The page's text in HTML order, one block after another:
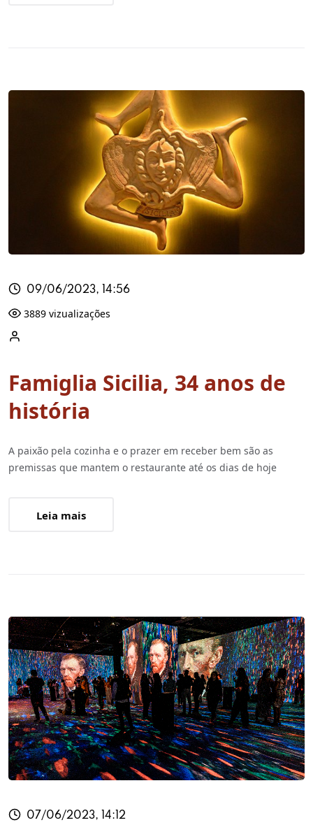
09/06/2023, 14:56
3889 vizualizações
Famiglia Sicilia, 34 anos de
história
A paixão pela cozinha e o prazer em receber bem são as
premissas que mantem o restaurante até os dias de hoje
Leia mais
07/06/2023, 14:12